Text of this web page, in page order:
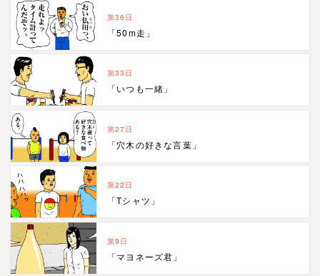
第36日
「50m走」
第33日
「いつも一緒」
第27日
「穴木の好きな言葉」
第22日
「Tシャツ」
第9日
「マヨネーズ君」